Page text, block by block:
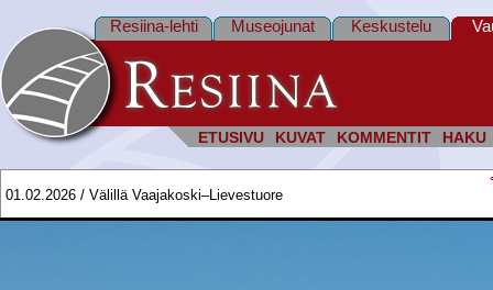
ETUSIVU KUVAT KOMMENTIT HAKU
Resiina-lehti Museojunat Keskustelu
01.02.2026 / Välillä Vaajakoski–Lievestuore